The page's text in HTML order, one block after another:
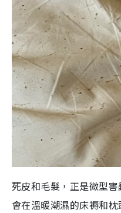
死皮和毛髮，正是微型
會在溫暖潮濕的床褥和